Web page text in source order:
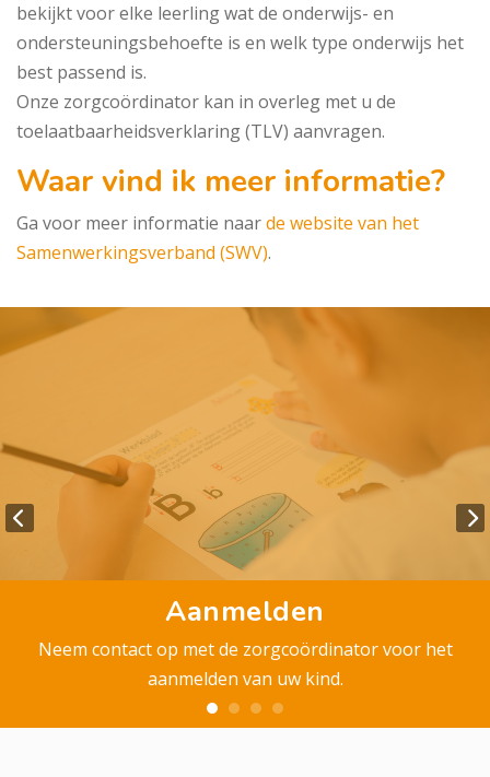
bekijkt voor elke leerling wat de onderwijs- en
ondersteuningsbehoefte is en welk type onderwijs het
best passend is.
Onze zorgcoördinator kan in overleg met u de
toelaatbaarheidsverklaring (TLV) aanvragen.
Waar vind ik meer informatie?
Ga voor meer informatie naarde website van het
Samenwerkingsverband (SWV).
Aanmelden
Neem contact op met de zorgcoördinator voor het
aanmelden van uw kind.